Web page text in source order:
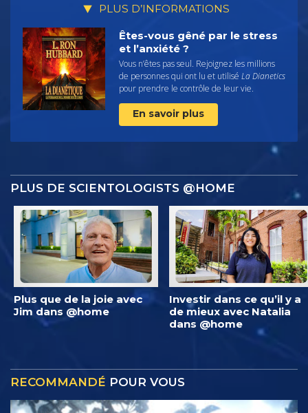
PLUS D’INFORMATIONS
Êtes-vous gêné par le stress
et l’anxiété ?
Vous n’êtes pas seul. Rejoignez les millions
de personnes qui ont lu et utilisé La Dianetics
pour prendre le contrôle de leur vie.
En savoir plus
PLUS DE SCIENTOLOGISTS @HOME
Plus que de la joie avec
Jim dans @home
Investir dans ce qu’il y a
de mieux avec Natalia
dans @home
RECOMMANDÉ POUR VOUS